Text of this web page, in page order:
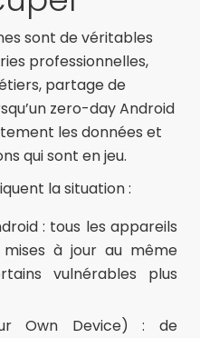
sont de véritables
professionnelles,
partage de
zero-day Android
les données et
qui sont en jeu.
la situation :
: tous les appareils
à jour au même
vulnérables plus
Own Device) : de